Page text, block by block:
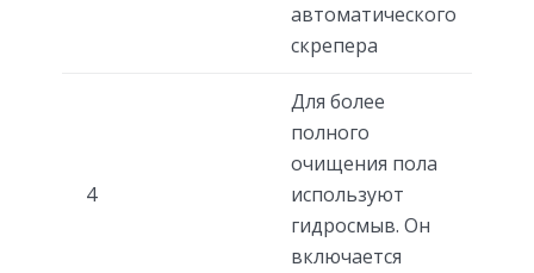
автоматического
скрепера
4
Для более
полного
очищения пола
используют
гидросмыв. Он
включается